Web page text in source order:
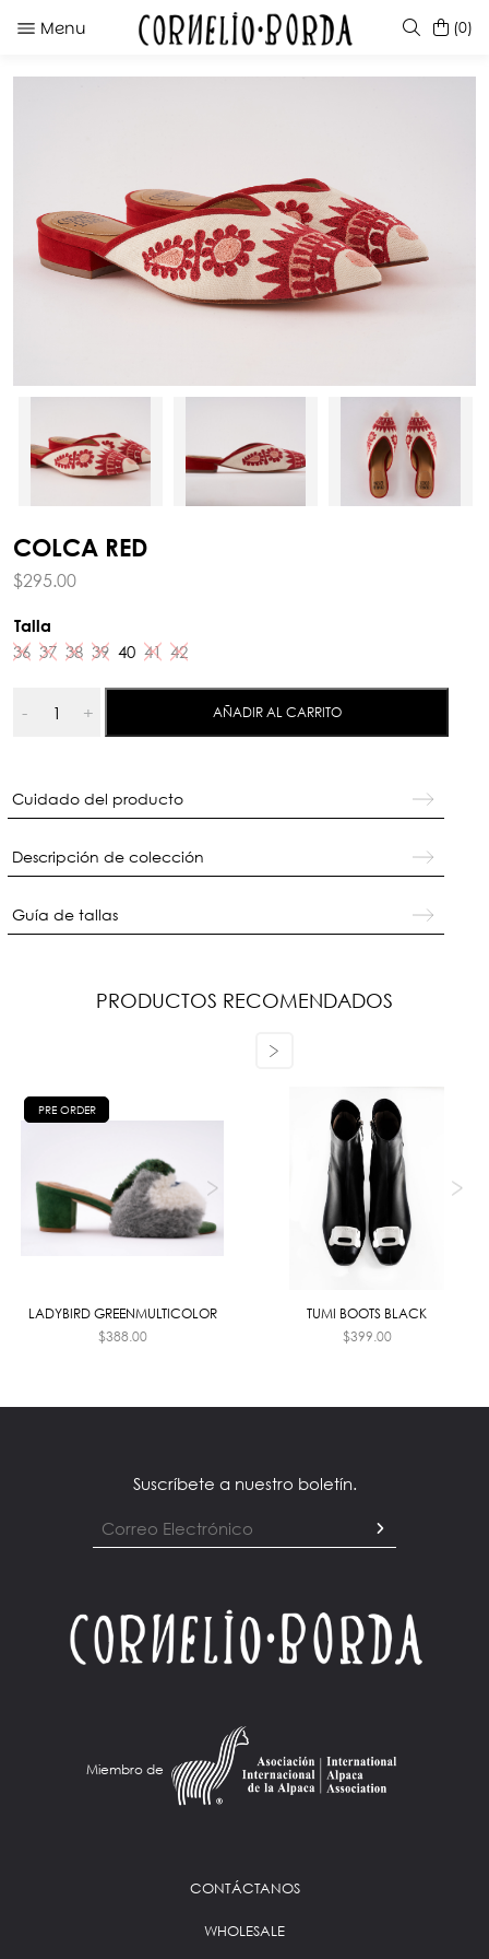
Menu (0)
JAIKE IVORY
JAIKE GREEN GRASS
COLCA RED
$295.00
Talla
36 37 38 39 40 41 42
Red
+
- AÑADIR AL CARRITO
Cuidado del producto
Descripción de colección
Guía de tallas
PRODUCTOS RECOMENDADOS
PRE ORDER
LADYBIRD GREENMULTICOLOR
$388.00
TUMI BOOTS BLACK
$399.00
Suscríbete a nuestro boletín.
Miembro de
CONTÁCTANOS
WHOLESALE